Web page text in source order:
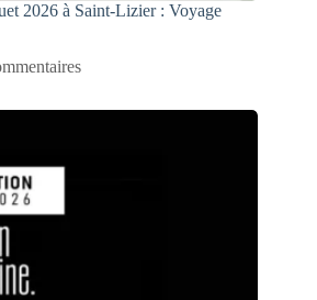
2026 à Saint-Lizier : Voyage